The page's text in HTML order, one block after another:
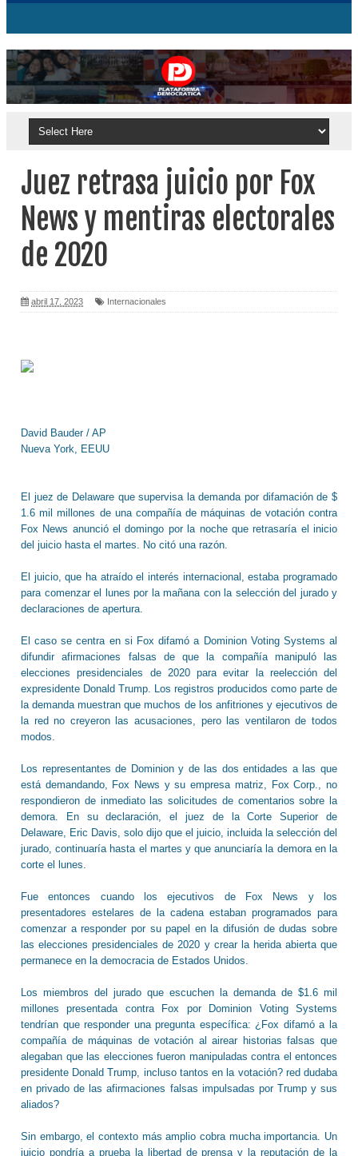
Juez retrasa juicio por Fox
News y mentiras electorales
de 2020
abril 17, 2023 Internacionales
David Bauder / AP
Nueva York, EEUU
El juez de Delaware que supervisa la demanda por difamación de $
1.6 mil millones de una compañía de máquinas de votación contra
Fox News anunció el domingo por la noche que retrasaría el inicio
del juicio hasta el martes. No citó una razón.
El juicio, que ha atraído el interés internacional, estaba programado
para comenzar el lunes por la mañana con la selección del jurado y
declaraciones de apertura.
El caso se centra en si Fox difamó a Dominion Voting Systems al
difundir afirmaciones falsas de que la compañía manipuló las
elecciones presidenciales de 2020 para evitar la reelección del
expresidente Donald Trump. Los registros producidos como parte de
la demanda muestran que muchos de los anfitriones y ejecutivos de
la red no creyeron las acusaciones, pero las ventilaron de todos
modos.
Los representantes de Dominion y de las dos entidades a las que
está demandando, Fox News y su empresa matriz, Fox Corp., no
respondieron de inmediato las solicitudes de comentarios sobre la
demora. En su declaración, el juez de la Corte Superior de
Delaware, Eric Davis, solo dijo que el juicio, incluida la selección del
jurado, continuaría hasta el martes y que anunciaría la demora en la
corte el lunes.
Fue entonces cuando los ejecutivos de Fox News y los
presentadores estelares de la cadena estaban programados para
comenzar a responder por su papel en la difusión de dudas sobre
las elecciones presidenciales de 2020 y crear la herida abierta que
permanece en la democracia de Estados Unidos.
Los miembros del jurado que escuchen la demanda de $1.6 mil
millones presentada contra Fox por Dominion Voting Systems
tendrían que responder una pregunta específica: ¿Fox difamó a la
compañía de máquinas de votación al airear historias falsas que
alegaban que las elecciones fueron manipuladas contra el entonces
presidente Donald Trump, incluso tantos en la votación? red dudaba
en privado de las afirmaciones falsas impulsadas por Trump y sus
aliados?
Sin embargo, el contexto más amplio cobra mucha importancia. Un
juicio pondría a prueba la libertad de prensa y la reputación de la